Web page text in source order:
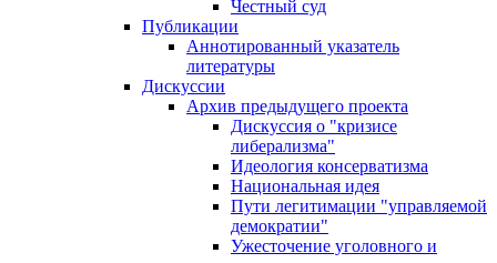
Честный суд
Публикации
Аннотированный указатель
литературы
Дискуссии
Архив предыдущего проекта
Дискуссия о "кризисе
либерализма"
Идеология консерватизма
Национальная идея
Пути легитимации "управляемой
демократии"
Ужесточение уголовного и